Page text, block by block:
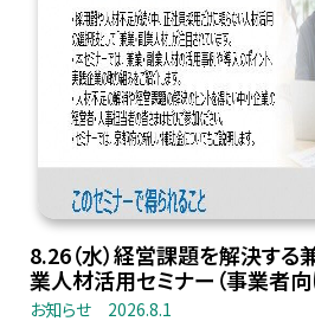
8.26（水）経営課題を解決する
業人材活用セミナー（事業者向
お知らせ 2026.8.1